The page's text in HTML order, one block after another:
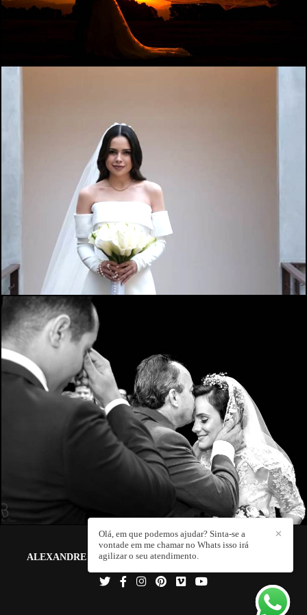
746
1721 12
ALEXANDRE BOZO FOTOGRAFIA E FILMS
✕
Olá, em que podemos ajudar? Sinta-se a
vontade em me chamar no Whats isso irá
agilizar o seu atendimento.